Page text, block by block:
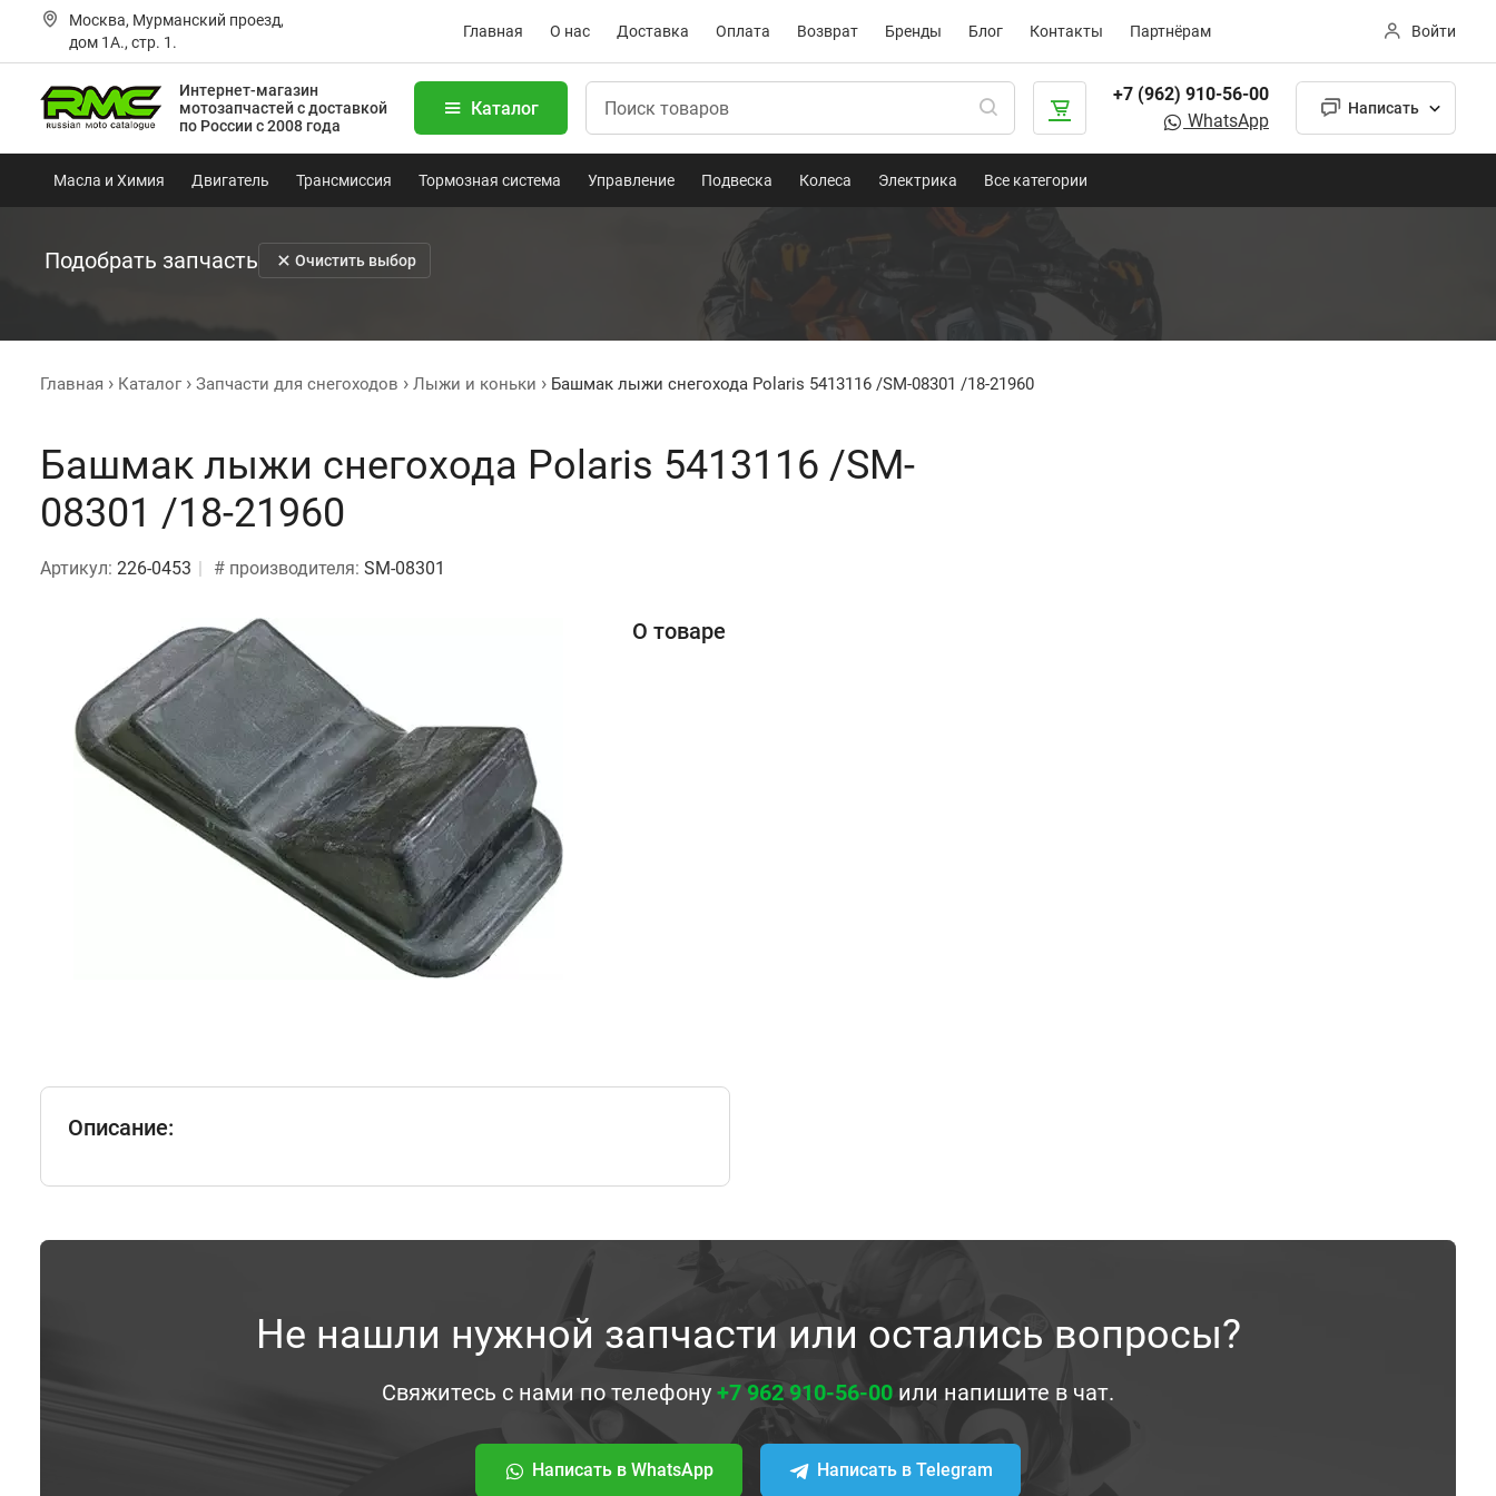
Москва, Мурманский проезд,
дом 1А., стр. 1.
Главная О нас Доставка Оплата Возврат Бренды Блог Контакты Партнёрам Войти
Интернет-магазин
мотозапчастейс доставкой
по России с 2008 года
Каталог
+7 (962) 910-56-00
WhatsApp
Написать
Масла и Химия Двигатель Трансмиссия Тормозная система Управление Подвеска Колеса Электрика Все категории
Подобрать запчасть Очистить выбор
Главная Каталог Запчасти для снегоходов Лыжи и коньки Башмак лыжи снегохода Polaris 5413116 /SM-08301 /18-21960
Башмак лыжи снегохода Polaris 5413116 /SM-
08301 /18-21960
Артикул: 226-0453 # производителя: SM-08301
О товаре
Описание:
Не нашли нужной запчасти или остались вопросы?
Свяжитесь с нами по телефону +7 962 910-56-00 или напишите в чат.
Написать в WhatsApp Написать в Telegram